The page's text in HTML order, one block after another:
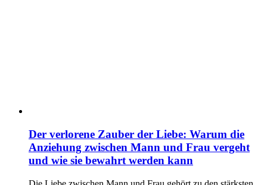
Der verlorene Zauber der Liebe: Warum die
Anziehung zwischen Mann und Frau vergeht
und wie sie bewahrt werden kann